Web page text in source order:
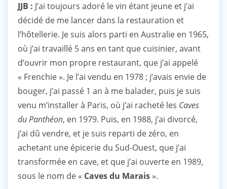
JJB : J’ai toujours adoré le vin étant jeune et j’ai
décidé de me lancer dans la restauration et
l’hôtellerie. Je suis alors parti en Australie en 1965,
où j’ai travaillé 5 ans en tant que cuisinier, avant
d’ouvrir mon propre restaurant, que j’ai appelé
« Frenchie ». Je l’ai vendu en 1978 ; j’avais envie de
bouger, j’ai passé 1 an à me balader, puis je suis
venu m’installer à Paris, où j’ai racheté les Caves
du Panthéon, en 1979. Puis, en 1988, j’ai divorcé,
j’ai dû vendre, et je suis reparti de zéro, en
achetant une épicerie du Sud-Ouest, que j’ai
transformée en cave, et que j’ai ouverte en 1989,
sous le nom de « Caves du Marais ».